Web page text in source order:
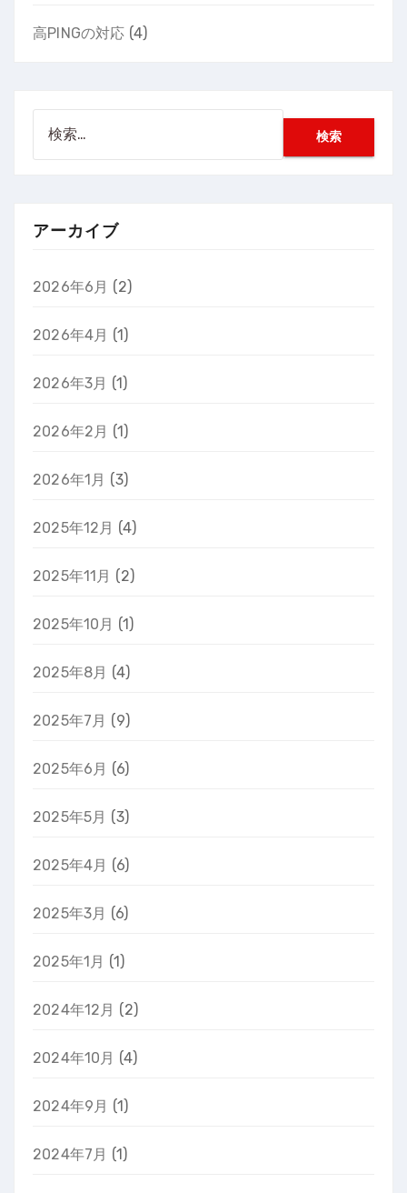
高PINGの対応 (4)
アーカイブ
2026年6月 (2)
2026年4月 (1)
2026年3月 (1)
2026年2月 (1)
2026年1月 (3)
2025年12月 (4)
2025年11月 (2)
2025年10月 (1)
2025年8月 (4)
2025年7月 (9)
2025年6月 (6)
2025年5月 (3)
2025年4月 (6)
2025年3月 (6)
2025年1月 (1)
2024年12月 (2)
2024年10月 (4)
2024年9月 (1)
2024年7月 (1)